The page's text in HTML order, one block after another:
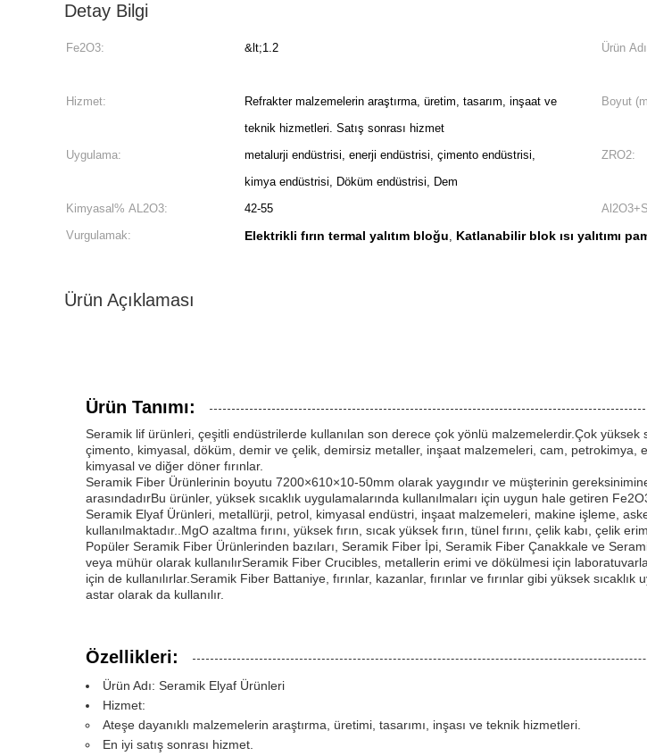
Detay Bilgi
Fe2O3: &lt;1.2 Ürün
Hizmet:
Refrakter malzemelerin araştırma, üretim, tasarım, inşaat ve
teknik hizmetleri. Satış sonrası hizmet
Boyut
Uygulama:
metalurji endüstrisi, enerji endüstrisi, çimento endüstrisi,
kimya endüstrisi, Döküm endüstrisi, Dem
ZRO2:
Kimyasal% AL2O3: 42-55
Vurgulamak:
Elektrikli fırın termal yalıtım bloğu, Katlanabilir blok ısı yalıtımı
Ürün Açıklaması
Ürün Tanımı:
Seramik lif ürünleri, çeşitli endüstrilerde kullanılan son derece çok yönlü malzemelerdir.Çok
çimento, kimyasal, döküm, demir ve çelik, demirsiz metaller, inşaat malzemeleri, cam,
kimyasal ve diğer döner fırınlar.
Seramik Fiber Ürünlerinin boyutu 7200×610×10-50mm olarak yaygındır ve müşterinin
arasındadırBu ürünler, yüksek sıcaklık uygulamalarında kullanılmaları için uygun hale getiren
Seramik Elyaf Ürünleri, metallürji, petrol, kimyasal endüstri, inşaat malzemeleri, makine işleme,
kullanılmaktadır..MgO azaltma fırını, yüksek fırın, sıcak yüksek fırın, tünel fırını, çelik kabı, çelik
Popüler Seramik Fiber Ürünlerinden bazıları, Seramik Fiber İpi, Seramik Fiber Çanakkale ve
veya mühür olarak kullanılırSeramik Fiber Crucibles, metallerin erimi ve dökülmesi için
için de kullanılırlar.Seramik Fiber Battaniye, fırınlar, kazanlar, fırınlar ve fırınlar gibi yüksek
astar olarak da kullanılır.
Özellikleri:
Ürün Adı: Seramik Elyaf Ürünleri
Hizmet:
Ateşe dayanıklı malzemelerin araştırma, üretimi, tasarımı, inşası ve teknik hizmetleri.
En iyi satış sonrası hizmet.